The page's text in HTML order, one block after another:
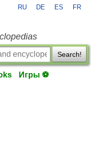
RU DE ES FR
Search!
Игры ⚽